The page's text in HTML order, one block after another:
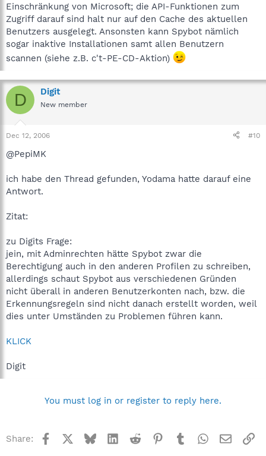
Einschränkung von Microsoft; die API-Funktionen zum
Zugriff darauf sind halt nur auf den Cache des aktuellen
Benutzers ausgelegt. Ansonsten kann Spybot nämlich
sogar inaktive Installationen samt allen Benutzern
scannen (siehe z.B. c't-PE-CD-Aktion)
D Digit
New member
Dec 12, 2006 #10
@PepiMK
ich habe den Thread gefunden, Yodama hatte darauf eine
Antwort.
Zitat:
zu Digits Frage:
jein, mit Adminrechten hätte Spybot zwar die
Berechtigung auch in den anderen Profilen zu schreiben,
allerdings schaut Spybot aus verschiedenen Gründen
nicht überall in anderen Benutzerkonten nach, bzw. die
Erkennungsregeln sind nicht danach erstellt worden, weil
dies unter Umständen zu Problemen führen kann.
KLICK
Digit
You must log in or register to reply here.
Share: Facebook BlueskyLinkedInReddit Pinterest
TumblrWhatsApp
Email